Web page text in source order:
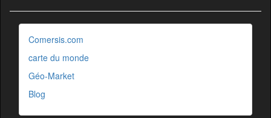
Comersis.com
carte du monde
Géo-Market
Blog